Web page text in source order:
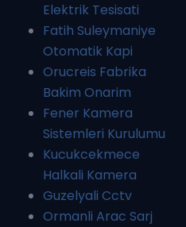
Elektrik Tesisati
Fatih Suleymaniye
Otomatik Kapi
Orucreis Fabrika
Bakim Onarim
Fener Kamera
Sistemleri Kurulumu
Kucukcekmece
Halkali Kamera
Guzelyali Cctv
Ormanli Arac Sarj